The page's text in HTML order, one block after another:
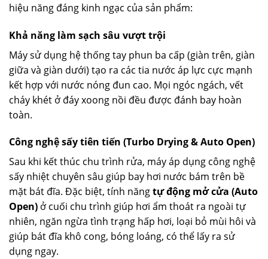
hiệu năng đáng kinh ngạc của sản phẩm:
Khả năng làm sạch sâu vượt trội
Máy sử dụng hệ thống tay phun ba cấp (giàn trên, giàn
giữa và giàn dưới) tạo ra các tia nước áp lực cực mạnh
kết hợp với nước nóng đun cao. Mọi ngóc ngách, vết
cháy khét ở đáy xoong nồi đều được đánh bay hoàn
toàn.
Công nghệ sấy tiên tiến (Turbo Drying & Auto Open)
Sau khi kết thúc chu trình rửa, máy áp dụng công nghệ
sấy nhiệt chuyên sâu giúp bay hơi nước bám trên bề
mặt bát đĩa. Đặc biệt, tính năngtự động mở cửa (Auto
Open) ở cuối chu trình giúp hơi ẩm thoát ra ngoài tự
nhiên, ngăn ngừa tình trạng hấp hơi, loại bỏ mùi hôi và
giúp bát đĩa khô cong, bóng loáng, có thể lấy ra sử
dụng ngay.